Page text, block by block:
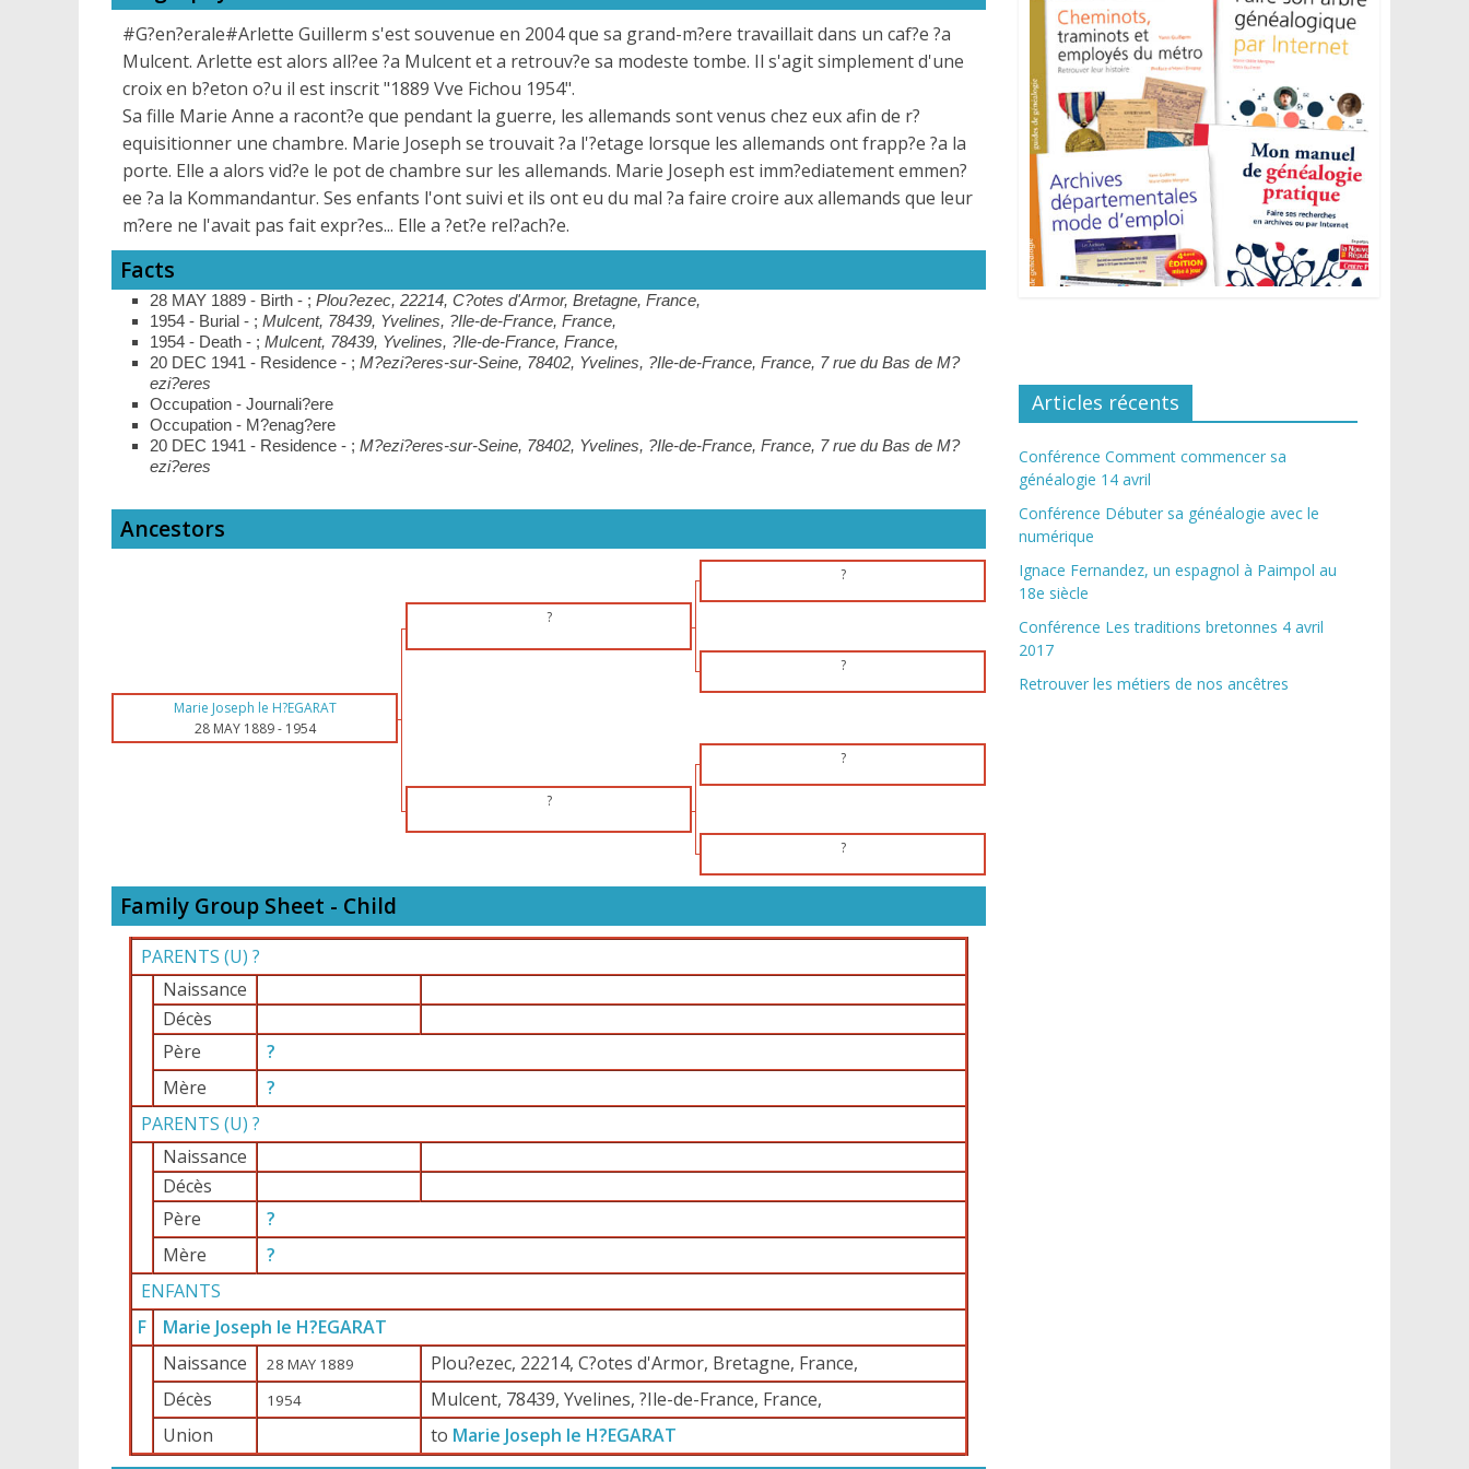
#G?en?erale#Arlette Guillerm s'est souvenue en 2004 que sa grand-m?ere travaillait dans un caf?e ?a
Mulcent. Arlette est alors all?ee ?a Mulcent et a retrouv?e sa modeste tombe. Il s'agit simplement d'une
croix en b?eton o?u il est inscrit "1889 Vve Fichou 1954".
Sa fille Marie Anne a racont?e que pendant la guerre, les allemands sont venus chez eux afin de r?
equisitionner une chambre. Marie Joseph se trouvait ?a l'?etage lorsque les allemands ont frapp?e ?a la
porte. Elle a alors vid?e le pot de chambre sur les allemands. Marie Joseph est imm?ediatement emmen?
ee ?a la Kommandantur. Ses enfants l'ont suivi et ils ont eu du mal ?a faire croire aux allemands que leur
m?ere ne l'avait pas fait expr?es... Elle a ?et?e rel?ach?e.
Facts
28 MAY 1889 - Birth - ; Plou?ezec, 22214, C?otes d'Armor, Bretagne, France,
1954 - Burial - ; Mulcent, 78439, Yvelines, ?Ile-de-France, France,
1954 - Death - ; Mulcent, 78439, Yvelines, ?Ile-de-France, France,
20 DEC 1941 - Residence - ; M?ezi?eres-sur-Seine, 78402, Yvelines, ?Ile-de-France, France, 7 rue du Bas de M?
ezi?eres
Occupation - Journali?ere
Occupation - M?enag?ere
20 DEC 1941 - Residence - ; M?ezi?eres-sur-Seine, 78402, Yvelines, ?Ile-de-France, France, 7 rue du Bas de M?
ezi?eres
Ancestors
?
?
?
Marie Joseph le H?EGARAT
28 MAY 1889- 1954
?
?
?
Family Group Sheet - Child
PARENTS (U) ?
Naissance
Décès
Père
?
Mère
?
PARENTS (U) ?
Naissance
Décès
Père
?
Mère
?
ENFANTS
F
Marie Joseph le H?EGARAT
Naissance
28 MAY 1889
Plou?ezec, 22214, C?otes d'Armor, Bretagne, France,
Décès
1954
Mulcent, 78439, Yvelines, ?Ile-de-France, France,
Union
to Marie Joseph le H?EGARAT
Articles récents
Conférence Comment commencer sa
généalogie 14 avril
Conférence Débuter sa généalogie avec le
numérique
Ignace Fernandez, un espagnol à Paimpol au
18e siècle
Conférence Les traditions bretonnes 4 avril
2017
Retrouver les métiers de nos ancêtres